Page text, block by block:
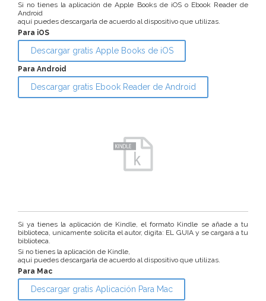
Si no tienes la aplicación de Apple Books de iOS o Ebook Reader de
Android
aquí puedes descargarla de acuerdo al dispositivo que utilizas.
Para iOS
Descargar gratis Apple Books de iOS
Para Android
Descargar gratis Ebook Reader de Android
Si ya tienes la aplicación de Kindle, el formato Kindle se añade a tu
biblioteca, unicamente solicita el autor, digita: EL GUIA y se cargará a tu
biblioteca.
Si no tienes la aplicación de Kindle,
aquí puedes descargarla de acuerdo al dispositivo que utilizas.
Para Mac
Descargar gratis Aplicación Para Mac